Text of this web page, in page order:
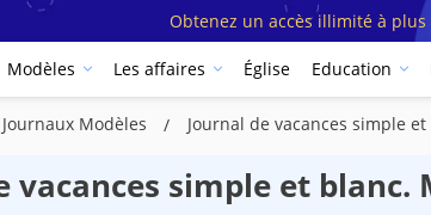
Obtenez un accès illimité à plus
Modèles Les affaires Église Education
Journaux Modèles Journal de vacances simple
vacances simple et blanc.